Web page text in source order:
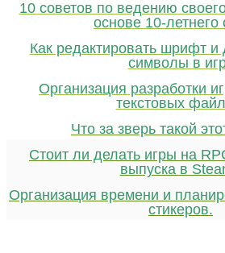
10 советов по ведению
основе 10-летнего
Как редактировать шрифт и
символы в
Организация разработки
текстовых
Что за зверь такой
Стоит ли делать игры на
выпуска в
Организация времени и
стикеров.